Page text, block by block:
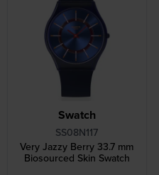
Swatch
SS08N117
Very Jazzy Berry 33.7 mm
Biosourced Skin Swatch